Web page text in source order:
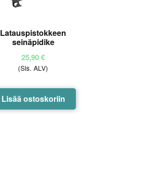
Latauspistokkeen
seinäpidike
25,90€
(Sis. ALV)
Lisää ostoskoriin